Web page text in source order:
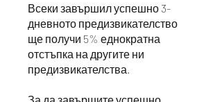
Всеки завършил успешно 3-
дневното предизвикателство
ще получи 5% еднократна
отстъпка на другите ни
предизвикателства.
За да завършите успешно